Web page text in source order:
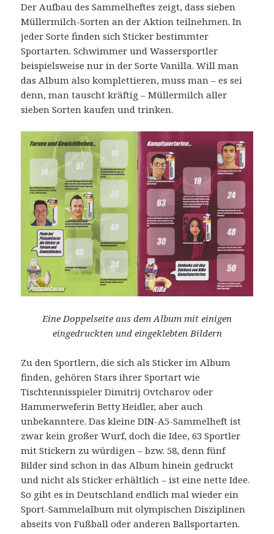
Der Aufbau des Sammelheftes zeigt, dass sieben
Müllermilch-Sorten an der Aktion teilnehmen. In
jeder Sorte finden sich Sticker bestimmter
Sportarten. Schwimmer und Wassersportler
beispielsweise nur in der Sorte Vanilla. Will man
das Album also komplettieren, muss man – es sei
denn, man tauscht kräftig – Müllermilch aller
sieben Sorten kaufen und trinken.
Eine Doppelseite aus dem Album mit einigen
eingedruckten und eingeklebten Bildern
Zu den Sportlern, die sich als Sticker im Album
finden, gehören Stars ihrer Sportart wie
Tischtennisspieler Dimitrij Ovtcharov oder
Hammerweferin Betty Heidler, aber auch
unbekanntere. Das kleine DIN-A5-Sammelheft ist
zwar kein großer Wurf, doch die Idee, 63 Sportler
mit Stickern zu würdigen – bzw. 58, denn fünf
Bilder sind schon in das Album hinein gedruckt
und nicht als Sticker erhältlich – ist eine nette Idee.
So gibt es in Deutschland endlich mal wieder ein
Sport-Sammelalbum mit olympischen Disziplinen
abseits von Fußball oder anderen Ballsportarten.